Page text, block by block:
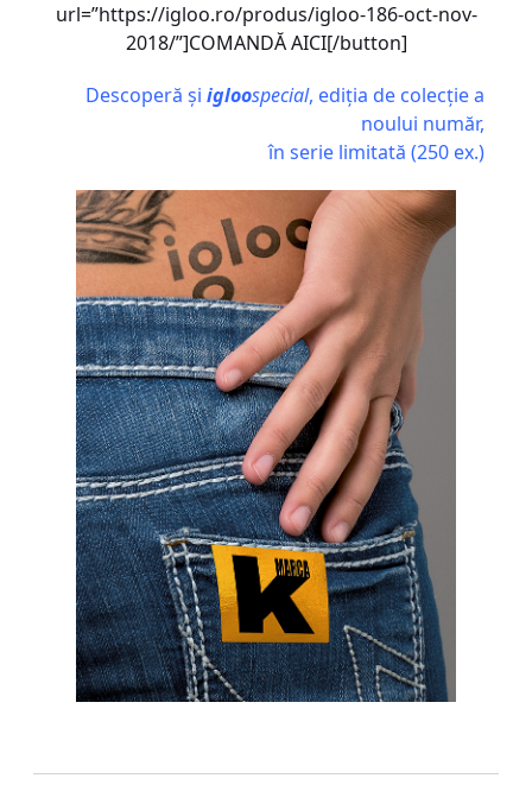
url=”https://igloo.ro/produs/igloo-186-oct-nov-
2018/”]COMANDĂ AICI[/button]
Descoperă și igloospecial, ediția de colecție a
noului număr,
în serie limitată (250 ex.)